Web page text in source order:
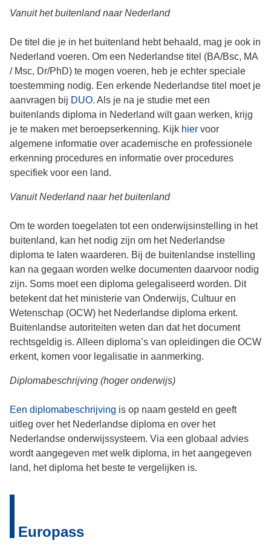
Vanuit het buitenland naar Nederland
De titel die je in het buitenland hebt behaald, mag je ook in
Nederland voeren. Om een Nederlandse titel (BA/Bsc, MA
/ Msc, Dr/PhD) te mogen voeren, heb je echter speciale
toestemming nodig. Een erkende Nederlandse titel moet je
aanvragen bij DUO. Als je na je studie met een
buitenlands diploma in Nederland wilt gaan werken, krijg
je te maken met beroepserkenning. Kijk hier voor
algemene informatie over academische en professionele
erkenning procedures en informatie over procedures
specifiek voor een land.
Vanuit Nederland naar het buitenland
Om te worden toegelaten tot een onderwijsinstelling in het
buitenland, kan het nodig zijn om het Nederlandse
diploma te laten waarderen. Bij de buitenlandse instelling
kan na gegaan worden welke documenten daarvoor nodig
zijn. Soms moet een diploma gelegaliseerd worden. Dit
betekent dat het ministerie van Onderwijs, Cultuur en
Wetenschap (OCW) het Nederlandse diploma erkent.
Buitenlandse autoriteiten weten dan dat het document
rechtsgeldig is. Alleen diploma’s van opleidingen die OCW
erkent, komen voor legalisatie in aanmerking.
Diplomabeschrijving (hoger onderwijs)
Een diplomabeschrijving is op naam gesteld en geeft
uitleg over het Nederlandse diploma en over het
Nederlandse onderwijssysteem. Via een globaal advies
wordt aangegeven met welk diploma, in het aangegeven
land, het diploma het beste te vergelijken is.
Europass